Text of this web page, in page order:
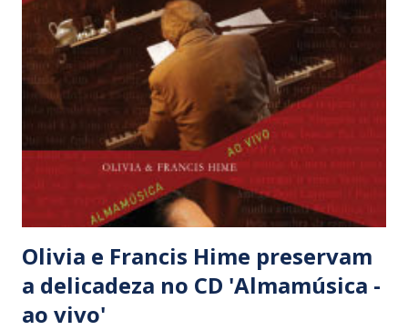
memorável, idealizada pela empresária Maria Luisa Jucá, a
baiana parecia genuinamente feliz ao receber artistas de
diferentes quilates para relembrar seu passado e pontuar
seu presente. Entre Caetano Veloso (‘De manhã’, 1965),
Gilberto Gil (‘Viramundo’, 1968, e ‘Lamento sertanejo’, 1974)
e Chico Buarque (‘Sem fantasia’, 1968) seus principais
compositores, Maria rece...
Olivia e Francis Hime preservam
a delicadeza no CD 'Almamúsica -
ao vivo'